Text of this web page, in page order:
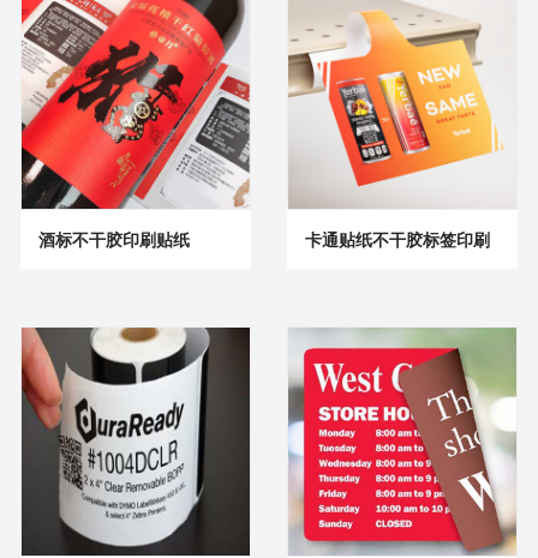
酒标不干胶印刷贴纸 卡通贴纸不干胶标签印刷